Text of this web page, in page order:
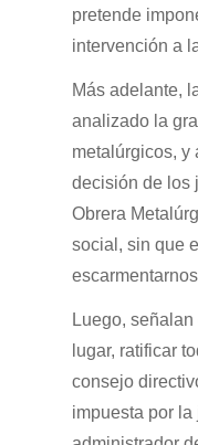
pretende
intervención a
Más adelante,
analizado la
metalúrgicos, y
decisión de los
Obrera
social, sin que
Luego,
lugar, ratificar
consejo
impuesta por